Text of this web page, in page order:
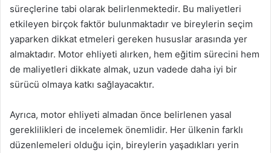
süreçlerine tabi olarak belirlenmektedir. Bu maliyetleri
etkileyen birçok faktör bulunmaktadır ve bireylerin seçim
yaparken dikkat etmeleri gereken hususlar arasında yer
almaktadır. Motor ehliyeti alırken, hem eğitim sürecini hem
de maliyetleri dikkate almak, uzun vadede daha iyi bir
sürücü olmaya katkı sağlayacaktır.
Ayrıca, motor ehliyeti almadan önce belirlenen yasal
gereklilikleri de incelemek önemlidir. Her ülkenin farklı
düzenlemeleri olduğu için, bireylerin yaşadıkları yerin